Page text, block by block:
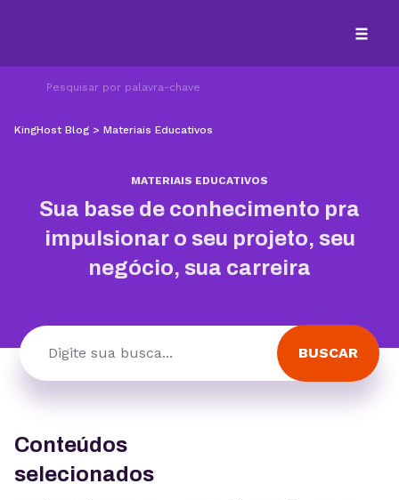
KingHost Blog > Materiais Educativos
MATERIAIS EDUCATIVOS
Sua base de conhecimento pra
impulsionar o seu projeto, seu
negócio, sua carreira
BUSCAR
Conteúdos
selecionados